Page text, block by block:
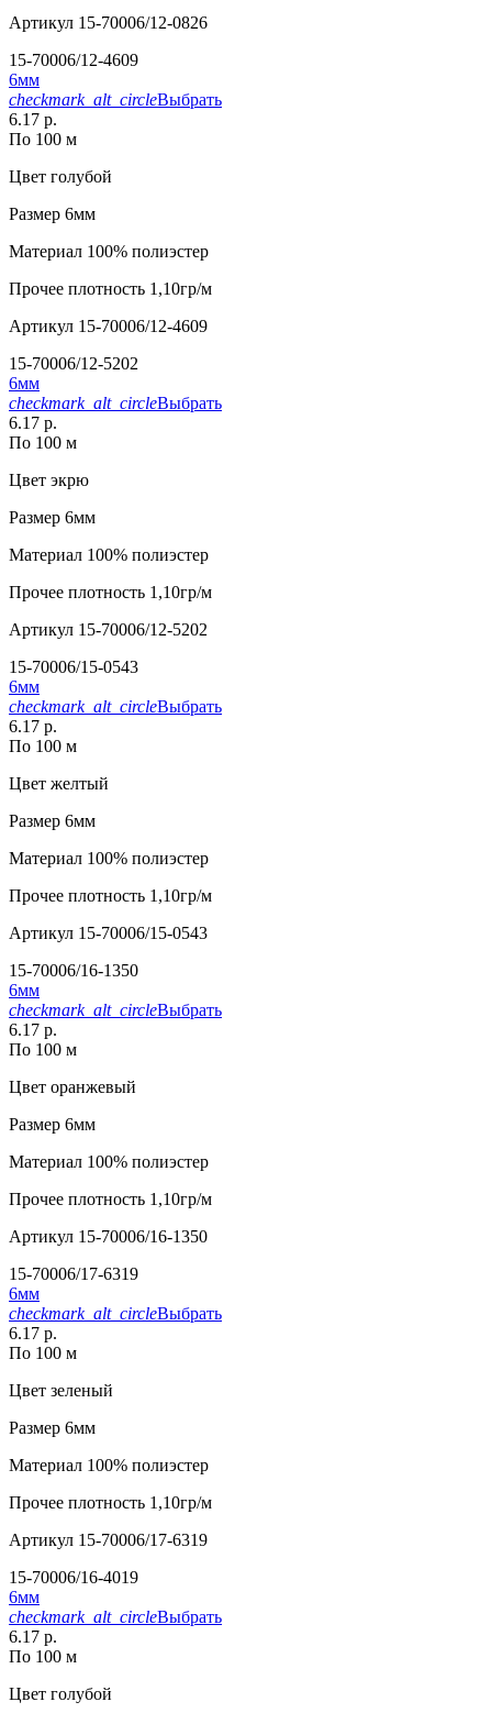
Артикул 15-70006/12-0826
15-70006/12-4609
6мм
checkmark_alt_circleВыбрать
6.17 р.
По 100 м
Цвет голубой
Размер 6мм
Материал 100% полиэстер
Прочее плотность 1,10гр/м
Артикул 15-70006/12-4609
15-70006/12-5202
6мм
checkmark_alt_circleВыбрать
6.17 р.
По 100 м
Цвет экрю
Размер 6мм
Материал 100% полиэстер
Прочее плотность 1,10гр/м
Артикул 15-70006/12-5202
15-70006/15-0543
6мм
checkmark_alt_circleВыбрать
6.17 р.
По 100 м
Цвет желтый
Размер 6мм
Материал 100% полиэстер
Прочее плотность 1,10гр/м
Артикул 15-70006/15-0543
15-70006/16-1350
6мм
checkmark_alt_circleВыбрать
6.17 р.
По 100 м
Цвет оранжевый
Размер 6мм
Материал 100% полиэстер
Прочее плотность 1,10гр/м
Артикул 15-70006/16-1350
15-70006/17-6319
6мм
checkmark_alt_circleВыбрать
6.17 р.
По 100 м
Цвет зеленый
Размер 6мм
Материал 100% полиэстер
Прочее плотность 1,10гр/м
Артикул 15-70006/17-6319
15-70006/16-4019
6мм
checkmark_alt_circleВыбрать
6.17 р.
По 100 м
Цвет голубой